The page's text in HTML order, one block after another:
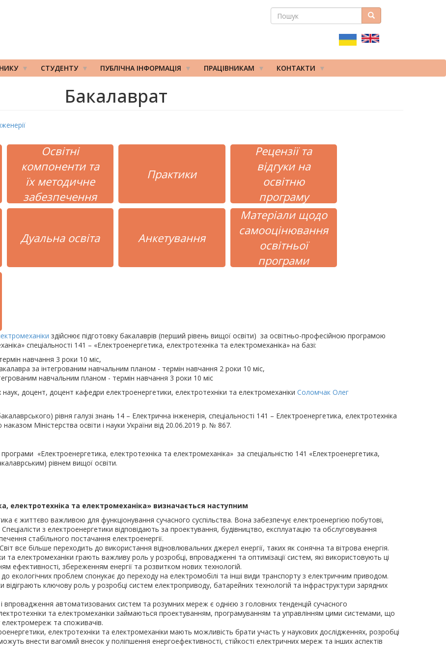
ПОШУКОВА
ПОШУК Пошук
СТУДЕНТУ ПУБЛІЧНА ІНФОРМАЦІЯ ПРАЦІВНИКАМ КОНТАКТИ
Бакалаврат
Освітні
компоненти та
їх методичне
забезпечення
Практики
Рецензії та
відгуки на
освітню
програму
Дуальна освіта Анкетування
Матеріали щодо
самооцінювання
освітньої
програми
здійснює підготовку бакалаврів (перший рівень вищої освіти) за освітньо-професійною програмою
спеціальності 141 – «Електроенергетика, електротехніка та електромеханіка» на базі:
навчання 3 роки 10 міс,
за інтегрованим навчальним планом - термін навчання 2 роки 10 міс,
навчальним планом - термін навчання 3 роки 10 міс
доцент, доцент кафедри електроенергетики, електротехніки та електромеханіки Соломчак Олег
рівня галузі знань 14 – Електрична інженерія, спеціальності 141 – Електроенергетика, електротехніка
Міністерства освіти і науки України від 20.06.2019 р. № 867.
«Електроенергетика, електротехніка та електромеханіка» за спеціальністю 141 «Електроенергетика,
рівнем вищої освіти.
електротехніка та електромеханіка» визначається наступним
є життєво важливою для функціонування сучасного суспільства. Вона забезпечує електроенергією побутові,
з електроенергетики відповідають за проектування, будівництво, експлуатацію та обслуговування
стабільного постачання електроенергії.
все більше переходить до використання відновлювальних джерел енергії, таких як сонячна та вітрова енергія.
та електромеханіки грають важливу роль у розробці, впровадженні та оптимізації систем, які використовують ці
ефективності, збереженням енергії та розвитком нових технологій.
екологічних проблем спонукає до переходу на електромобілі та інші види транспорту з електричним приводом.
відіграють ключову роль у розробці систем електроприводу, батарейних технологій та інфраструктури зарядних
впровадження автоматизованих систем та розумних мереж є однією з головних тенденцій сучасного
та електромеханіки займаються проектуванням, програмуванням та управлінням цими системами, що
електромереж та споживачів.
електротехніки та електромеханіки мають можливість брати участь у наукових дослідженнях, розробці
внести вагомий внесок у поліпшення енергоефективності, стійкості електричних мереж та інших аспектів